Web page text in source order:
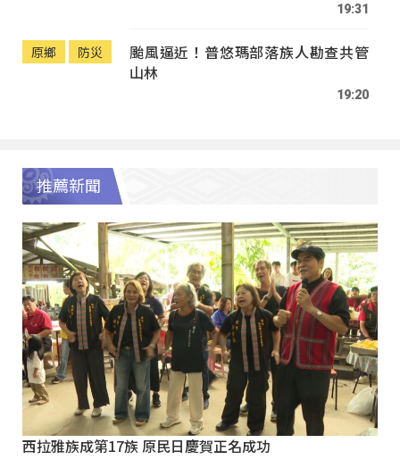
19:31
原鄉 防災
颱風逼近！普悠瑪部落族人勘查共管
山林
19:20
推薦新聞
西拉雅族成第17族 原民日慶賀正名成功